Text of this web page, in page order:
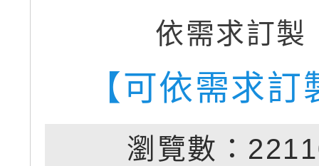
依需求訂製
【可依需求訂
瀏覽數：